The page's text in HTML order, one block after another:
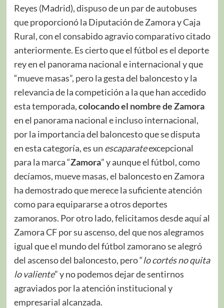
Reyes (Madrid), dispuso de un par de autobuses
que proporcionó la Diputación de Zamora y Caja
Rural, con el consabido agravio comparativo citado
anteriormente. Es cierto que el fútbol es el deporte
rey en el panorama nacional e internacional y que
“mueve masas”, pero la gesta del baloncesto y la
relevancia de la competición a la que han accedido
esta temporada,colocando el nombre de Zamora
en el panorama nacional e incluso internacional,
por la importancia del baloncesto que se disputa
en esta categoría, es un escaparateexcepcional
para la marca “Zamora” y aunque el fútbol, como
decíamos, mueve masas, el baloncesto en Zamora
ha demostrado que merece la suficiente atención
como para equipararse a otros deportes
zamoranos. Por otro lado, felicitamos desde aquí al
Zamora CF por su ascenso, del que nos alegramos
igual que el mundo del fútbol zamorano se alegró
del ascenso del baloncesto, pero “lo cortés no quita
lo valiente” y no podemos dejar de sentirnos
agraviados por la atención institucional y
empresarial alcanzada.